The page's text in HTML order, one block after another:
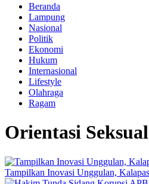
Beranda
Lampung
Nasional
Politik
Ekonomi
Hukum
Internasional
Lifestyle
Olahraga
Ragam
Orientasi Seksual
Tampilkan Inovasi Unggulan,